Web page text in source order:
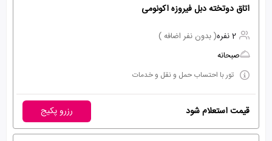
اتاق دوتخته دبل فیروزه اکونومی
2 نفره
( بدون نفر اضافه )
صبحانه
تور با احتساب حمل و نقل و خدمات
قیمت استعلام شود رزرو پکیج